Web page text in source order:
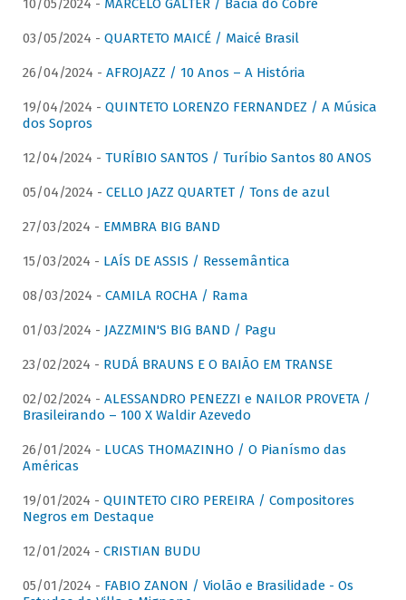
10/05/2024 - MARCELO GALTER / Bacia do Cobre
03/05/2024 - QUARTETO MAICÉ / Maicé Brasil
26/04/2024 - AFROJAZZ / 10 Anos – A História
19/04/2024 - QUINTETO LORENZO FERNANDEZ / A Música
dos Sopros
12/04/2024 - TURÍBIO SANTOS / Turíbio Santos 80 ANOS
05/04/2024 - CELLO JAZZ QUARTET / Tons de azul
27/03/2024 - EMMBRA BIG BAND
15/03/2024 - LAÍS DE ASSIS / Ressemântica
08/03/2024 - CAMILA ROCHA / Rama
01/03/2024 - JAZZMIN'S BIG BAND / Pagu
23/02/2024 - RUDÁ BRAUNS E O BAIÃO EM TRANSE
02/02/2024 - ALESSANDRO PENEZZI e NAILOR PROVETA /
Brasileirando – 100 X Waldir Azevedo
26/01/2024 - LUCAS THOMAZINHO / O Pianísmo das
Américas
19/01/2024 - QUINTETO CIRO PEREIRA / Compositores
Negros em Destaque
12/01/2024 - CRISTIAN BUDU
05/01/2024 - FABIO ZANON / Violão e Brasilidade - Os